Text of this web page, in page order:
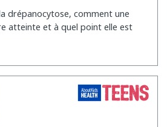
drépanocytose, comment une
atteinte et à quel point elle est